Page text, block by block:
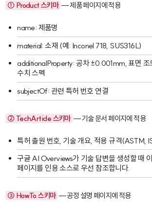
① Product 스키마 — 제품 페이지에 적용
name: 제품명
material: 소재 (예: Inconel 718, SUS316L)
additionalProperty: 공차 ±0.001mm, 표면
수치 스펙
subjectOf: 관련 특허 번호 연결
② TechArticle 스키마 — 기술 문서 페이지에 적용
특허 출원 번호, 기술 개요, 적용 규격(ASTM,
구글 AI Overviews가 기술 답변을 생성할 때
페이지를 인용 소스로 우선 참조합니다.
③ HowTo 스키마 — 공정 설명 페이지에 적용